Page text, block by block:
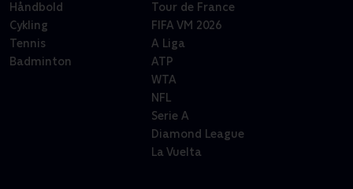
Håndbold
Cykling
Tennis
Badminton
Tour de France
FIFA VM 2026
A Liga
ATP
WTA
NFL
Serie A
Diamond League
La Vuelta